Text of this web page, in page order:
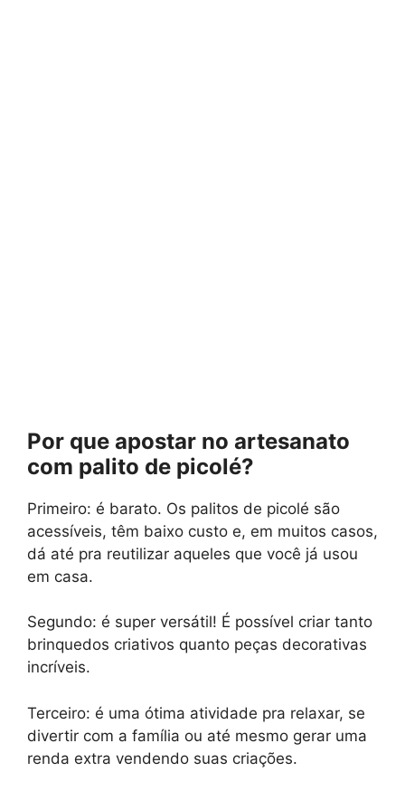
Por que apostar no artesanato
com palito de picolé?
Primeiro: é barato. Os palitos de picolé são
acessíveis, têm baixo custo e, em muitos casos,
dá até pra reutilizar aqueles que você já usou
em casa.
Segundo: é super versátil! É possível criar tanto
brinquedos criativos quanto peças decorativas
incríveis.
Terceiro: é uma ótima atividade pra relaxar, se
divertir com a família ou até mesmo gerar uma
renda extra vendendo suas criações.